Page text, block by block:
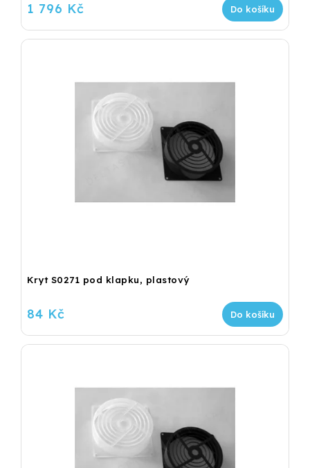
1 796 Kč Do košíku
Kryt S0271 pod klapku, plastový
84 Kč Do košíku